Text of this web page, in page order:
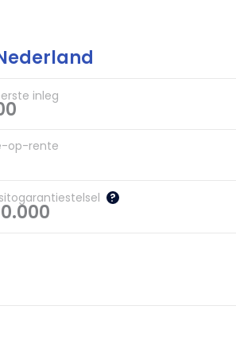
inleg
op-rente
?